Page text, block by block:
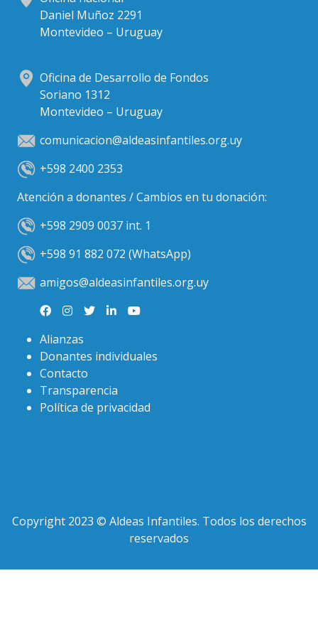
Daniel Muñoz 2291
Montevideo – Uruguay
Oficina de Desarrollo de Fondos
Soriano 1312
Montevideo – Uruguay
comunicacion@aldeasinfantiles.org.uy
+598 2400 2353
Atención a donantes / Cambios en tu donación:
+598 2909 0037 int. 1
+598 91 882 072 (WhatsApp)
amigos@aldeasinfantiles.org.uy
Alianzas
Donantes individuales
Contacto
Transparencia
Política de privacidad
Copyright 2023 © Aldeas Infantiles. Todos los derechos
reservados